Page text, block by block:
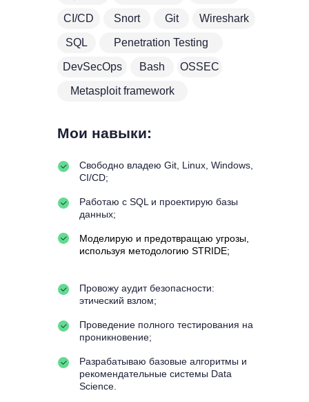
Мои навыки:
Свободно владею Git, Linux, Windows,
CI/CD;
Работаю с SQL и проектирую базы
данных;
Проведение полного тестирования на
проникновение;
Разрабатываю базовые алгоритмы и
рекомендательные системы Data
Science.
SQL Penetration Testing
CI/CD Snort Git Wireshark
OSSEC
Bash
Metasploit framework
DevSecOps
Моделирую и предотвращаю угрозы,
используя методологию STRIDE;
Провожу аудит безопасности:
этический взлом;